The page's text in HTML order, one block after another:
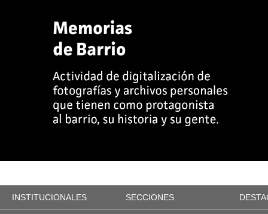
INSTITUCIONALES SECCIONES